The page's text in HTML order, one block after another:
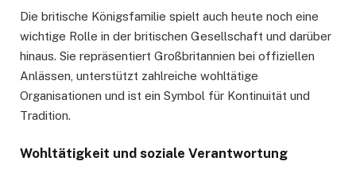
Die britische Königsfamilie spielt auch heute noch eine
wichtige Rolle in der britischen Gesellschaft und darüber
hinaus. Sie repräsentiert Großbritannien bei offiziellen
Anlässen, unterstützt zahlreiche wohltätige
Organisationen und ist ein Symbol für Kontinuität und
Tradition.
Wohltätigkeit und soziale Verantwortung